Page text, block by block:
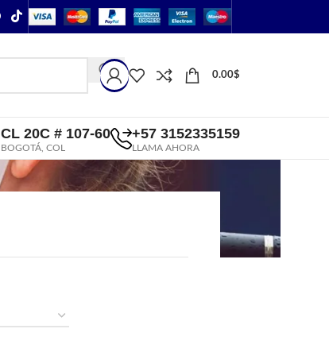
0.00$
CL 20C # 107-60
BOGOTÁ, COL
+57 3152335159
LLAMA AHORA